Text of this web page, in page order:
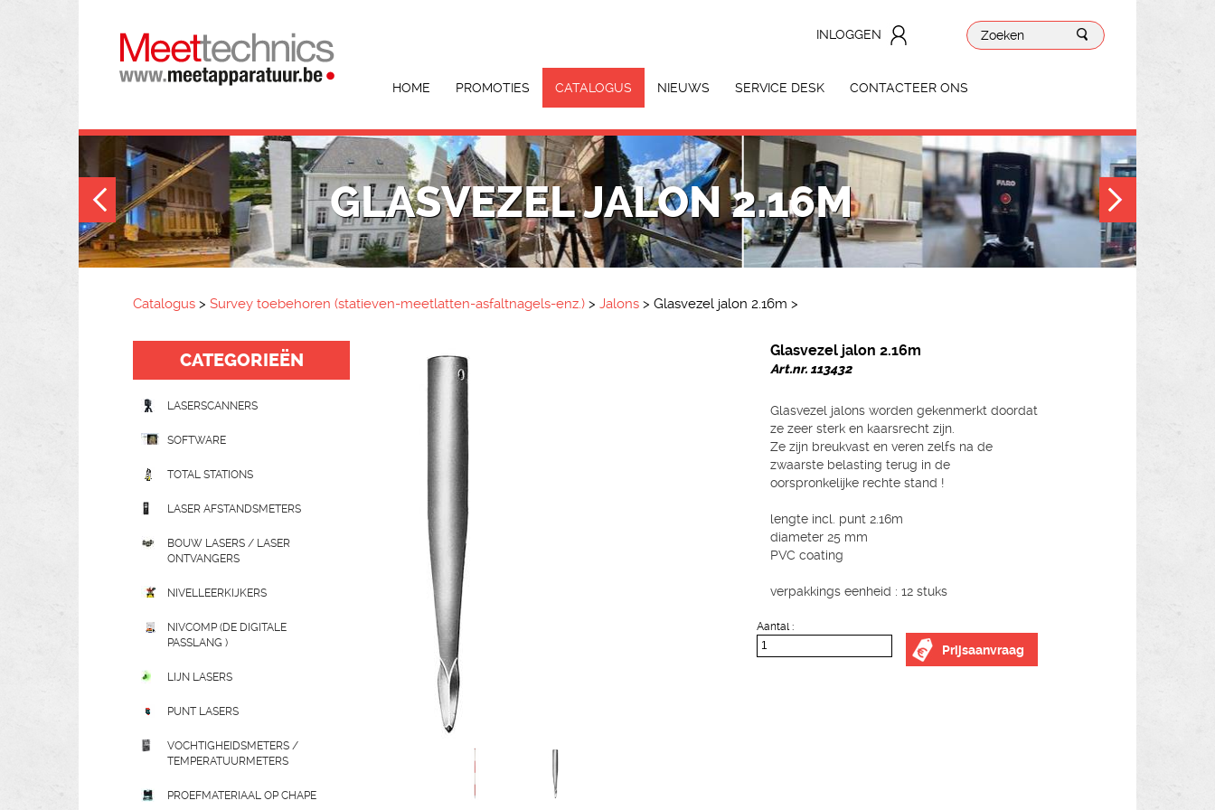
INLOGGEN
HOME PROMOTIES CATALOGUS NIEUWS SERVICE DESK CONTACTEER ONS
GLASVEZEL JALON 2.16M
Catalogus > Survey toebehoren (statieven-meetlatten-asfaltnagels-enz.) > Jalons > Glasvezel jalon 2.16m >
CATEGORIEËN
LASERSCANNERS
SOFTWARE
TOTAL STATIONS
LASER AFSTANDSMETERS
BOUW LASERS / LASER
ONTVANGERS
NIVELLEERKIJKERS
NIVCOMP (DE DIGITALE
PASSLANG )
LIJN LASERS
PUNT LASERS
VOCHTIGHEIDSMETERS /
TEMPERATUURMETERS
PROEFMATERIAAL OP CHAPE
Glasvezel jalon 2.16m
Art.nr. 113432
Glasvezel jalons worden gekenmerkt doordat
ze zeer sterk en kaarsrecht zijn.
Ze zijn breukvast en veren zelfs na de
zwaarste belasting terug in de
oorspronkelijke rechte stand !
lengte incl. punt 2.16m
diameter 25 mm
PVC coating
verpakkings eenheid : 12 stuks
Aantal :
Prijsaanvraag